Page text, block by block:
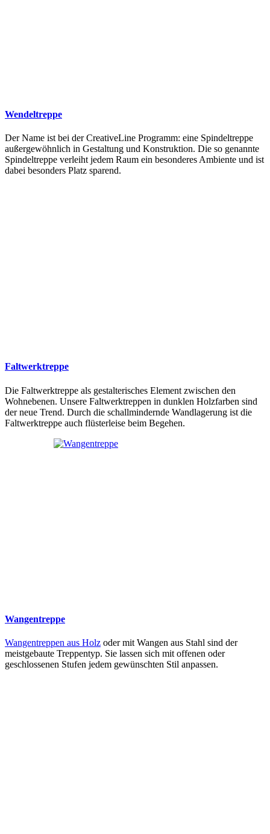
Wendeltreppe
Der Name ist bei der CreativeLine Programm: eine Spindeltreppe
außergewöhnlich in Gestaltung und Konstruktion. Die so genannte
Spindeltreppe verleiht jedem Raum ein besonderes Ambiente und ist
dabei besonders Platz sparend.
Faltwerktreppe
Die Faltwerktreppe als gestalterisches Element zwischen den
Wohnebenen. Unsere Faltwerktreppen in dunklen Holzfarben sind
der neue Trend. Durch die schallmindernde Wandlagerung ist die
Faltwerktreppe auch flüsterleise beim Begehen.
Wangentreppe
Wangentreppen aus Holz oder mit Wangen aus Stahl sind der
meistgebaute Treppentyp. Sie lassen sich mit offenen oder
geschlossenen Stufen jedem gewünschten Stil anpassen.